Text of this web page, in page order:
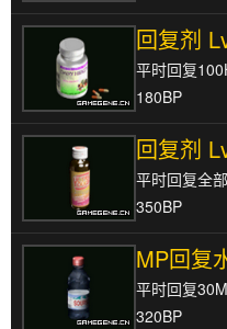
回复剂
平时回复
180BP
回复剂
平时回复全
350BP
MP回复
平时回复
320BP